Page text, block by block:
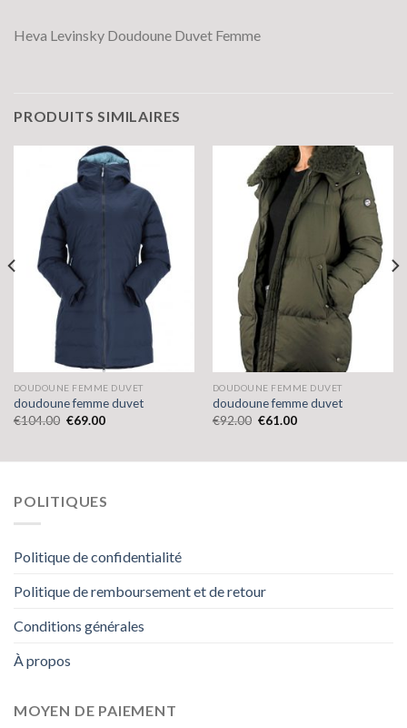
Heva Levinsky Doudoune Duvet Femme
PRODUITS SIMILAIRES
DOUDOUNE FEMME DUVET
doudoune femme duvet
€104.00 €69.00
DOUDOUNE FEMME DUVET
doudoune femme duvet
€92.00 €61.00
POLITIQUES
Politique de confidentialité
Politique de remboursement et de retour
Conditions générales
À propos
MOYEN DE PAIEMENT